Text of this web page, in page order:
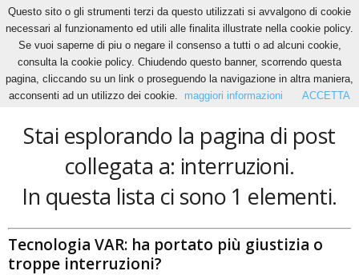
Home Tags Interruzioni
interruzioni
Stai esplorando la pagina di post
collegata a: interruzioni.
In questa lista ci sono 1 elementi.
Tecnologia VAR: ha portato più giustizia o
troppe interruzioni?
Questo sito o gli strumenti terzi da questo utilizzati si avvalgono di cookie
necessari al funzionamento ed utili alle finalita illustrate nella cookie policy.
Se vuoi saperne di piu o negare il consenso a tutti o ad alcuni cookie,
consulta la cookie policy. Chiudendo questo banner, scorrendo questa
pagina, cliccando su un link o proseguendo la navigazione in altra maniera,
acconsenti ad un utilizzo dei cookie.
maggiori informazioni ACCETTA